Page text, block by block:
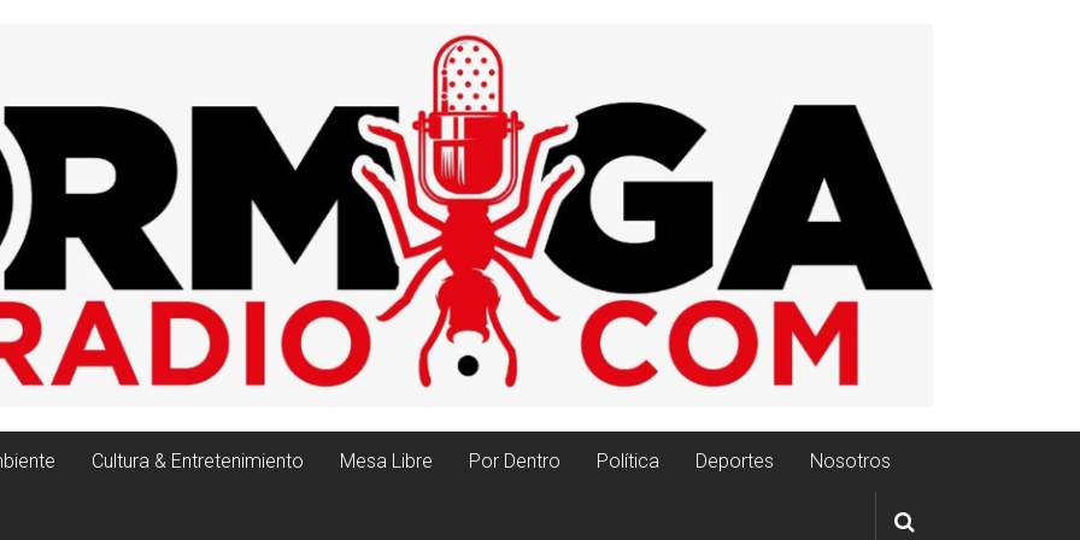
Cultura & Entretenimiento Mesa Libre Por Dentro Política Deportes Nosotros